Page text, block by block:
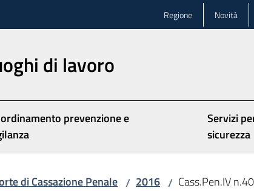
Regione Novità
di lavoro
prevenzione e
Servizi
sicurezza
di Cassazione Penale / 2016 / Cass.Pen.IV